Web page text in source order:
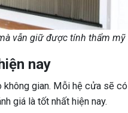
vẫn giữ được tính thẩm mỹ
nay
gian. Mỗi hệ cửa sẽ có
giá là tốt nhất hiện nay.